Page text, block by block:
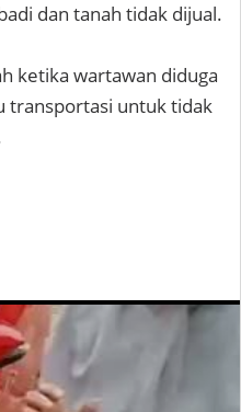
dan tanah tidak dijual.
ketika wartawan diduga
transportasi untuk tidak